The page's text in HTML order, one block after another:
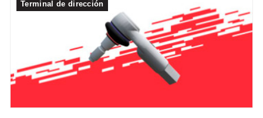
Terminal de dirección